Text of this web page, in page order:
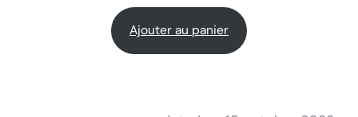
Ajouter au panier